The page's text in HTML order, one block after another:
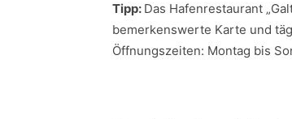
Tipp: Das Hafenrestaurant
bemerkenswerte Karte und
Öffnungszeiten: Montag bis